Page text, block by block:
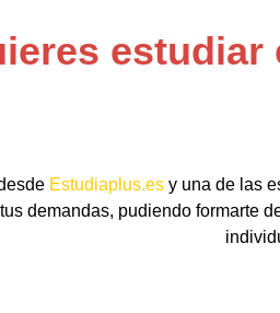
estudiar
Estudiaplus.es y una de las
demandas, pudiendo formarte